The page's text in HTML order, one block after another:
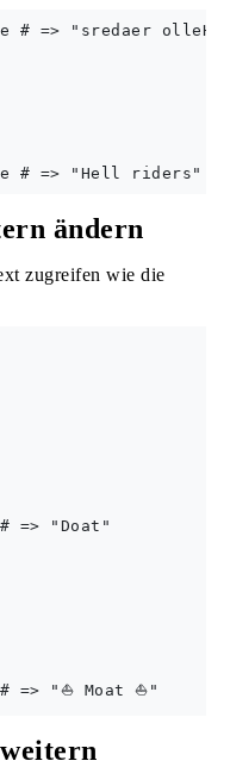
# => "sredaer olleH"
ändern
zugreifen wie die
=> "Doat"